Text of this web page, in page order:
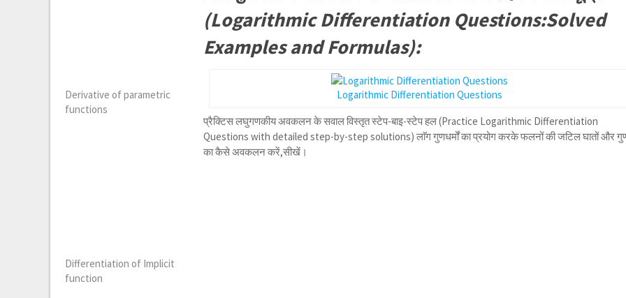
(Logarithmic Differentiation Questions:Solved
Examples and Formulas):
Logarithmic Differentiation Questions
प्रैक्टिस लघुगणकीय अवकलन के सवाल विस्तृत स्टेप-बाइ-स्टेप हल (Practice Logarithmic Differentiation
Questions with detailed step-by-step solutions) लाॅग गुणधर्मों का प्रयोग करके फलनों की जटिल घातों और
का कैसे अवकलन करें,सीखें।
Derivative of parametric
functions
Differentiation of Implicit
function